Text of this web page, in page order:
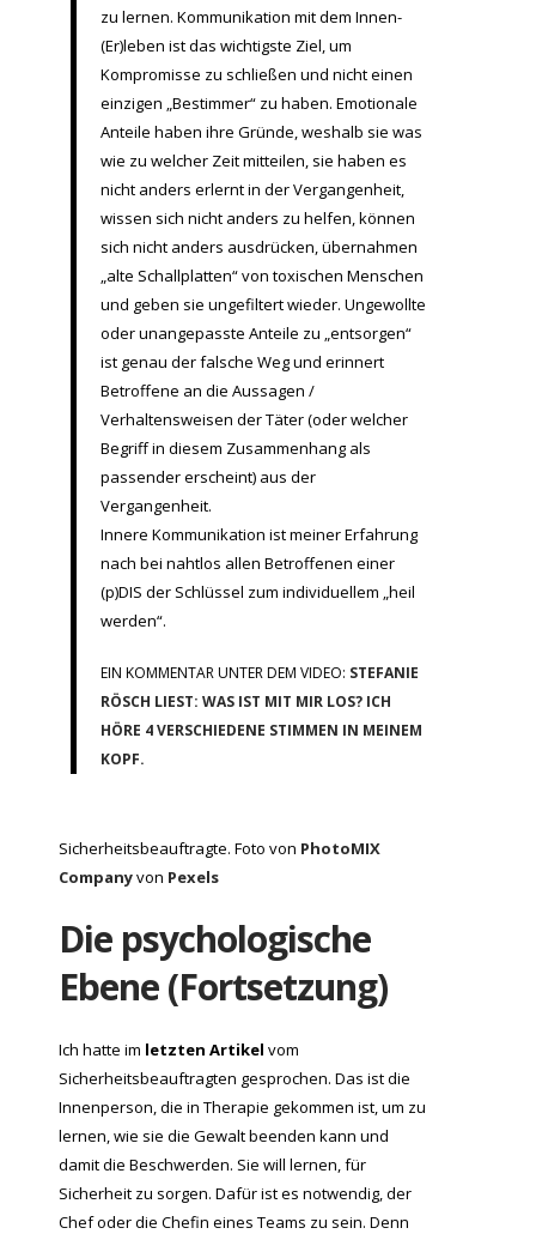
zu lernen. Kommunikation mit dem Innen-
(Er)leben ist das wichtigste Ziel, um
Kompromisse zu schließen und nicht einen
einzigen „Bestimmer“ zu haben. Emotionale
Anteile haben ihre Gründe, weshalb sie was
wie zu welcher Zeit mitteilen, sie haben es
nicht anders erlernt in der Vergangenheit,
wissen sich nicht anders zu helfen, können
sich nicht anders ausdrücken, übernahmen
„alte Schallplatten“ von toxischen Menschen
und geben sie ungefiltert wieder. Ungewollte
oder unangepasste Anteile zu „entsorgen“
ist genau der falsche Weg und erinnert
Betroffene an die Aussagen /
Verhaltensweisen der Täter (oder welcher
Begriff in diesem Zusammenhang als
passender erscheint) aus der
Vergangenheit.
Innere Kommunikation ist meiner Erfahrung
nach bei nahtlos allen Betroffenen einer
(p)DIS der Schlüssel zum individuellem „heil
werden“.
EIN KOMMENTAR UNTER DEM VIDEO: STEFANIE
RÖSCH LIEST: WAS IST MIT MIR LOS? ICH
HÖRE 4 VERSCHIEDENE STIMMEN IN MEINEM
KOPF.
Sicherheitsbeauftragte. Foto von PhotoMIX
Companyvon Pexels
Die psychologische
Ebene (Fortsetzung)
Ich hatte im letzten Artikel vom
Sicherheitsbeauftragten gesprochen. Das ist die
Innenperson, die in Therapie gekommen ist, um zu
lernen, wie sie die Gewalt beenden kann und
damit die Beschwerden. Sie will lernen, für
Sicherheit zu sorgen. Dafür ist es notwendig, der
Chef oder die Chefin eines Teams zu sein. Denn